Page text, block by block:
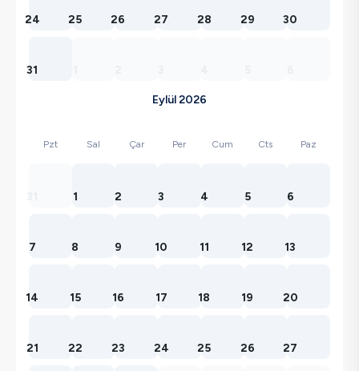
24 25 26 27 28 29 30
31
Eylül 2026
Pzt Sal Çar Per Cum Cts Paz
1 2 3 4 5 6
7 8 9 10 11 12 13
14 15 16 17 18 19 20
21 22 23 24 25 26 27